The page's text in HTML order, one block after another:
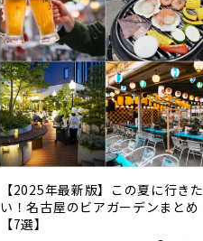
【2025年最新版】この夏に行きた
い！名古屋のビアガーデンまとめ
【7選】